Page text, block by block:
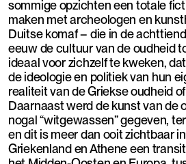
sommige opzichten een totale
maken met archeologen en
Duitse komaf – die in de
eeuw de cultuur van de oudheid
ideaal voor zichzelf te kweken,
de ideologie en politiek van hun
realiteit van de Griekse oudheid
Daarnaast werd de kunst van de
nogal “witgewassen” gegeven,
en dit is meer dan ooit zichtbaar
Griekenland en Athene een